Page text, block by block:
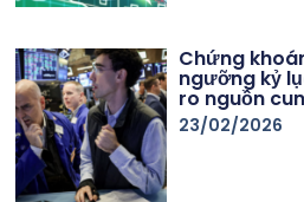
Chứng
ngưỡng kỷ
ro nguồn
23/02/2026